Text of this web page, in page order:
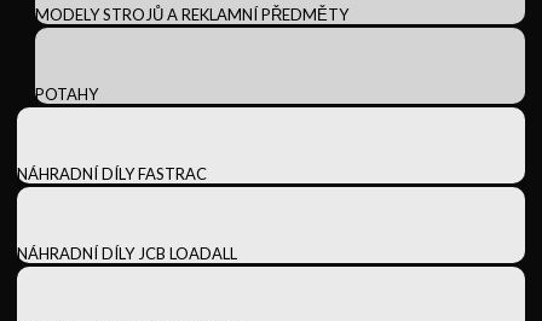
MODELY STROJŮ A REKLAMNÍ PŘEDMĚTY
POTAHY
NÁHRADNÍ DÍLY FASTRAC
NÁHRADNÍ DÍLY JCB LOADALL